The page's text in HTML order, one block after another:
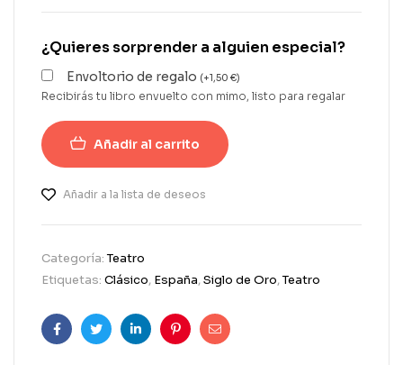
¿Quieres sorprender a alguien especial?
Envoltorio de regalo (+1,50 €)
Recibirás tu libro envuelto con mimo, listo para regalar
Añadir al carrito
Añadir a la lista de deseos
Categoría:Teatro
Etiquetas: Clásico, España,Siglo de Oro,Teatro
FacebookTwitterLinkedinPinterestCorreo